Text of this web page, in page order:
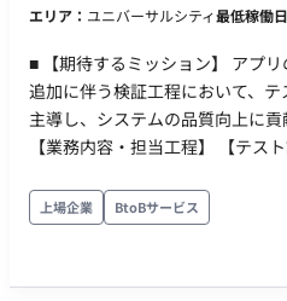
エリア： ユニバーサルシティ最低稼働
■ 【期待するミッション】 アプ
追加に伴う検証工程において、
主導し、システムの品質向上に貢
【業務内容・担当工程】 【テス
担当していただきます。 ・担当工程：テスト ■ 【チーム体制】
・ マネージャー：1名 ・ テスト
め、社会保険加入必須） ・ 稼働
上場企業 BtoBサービス